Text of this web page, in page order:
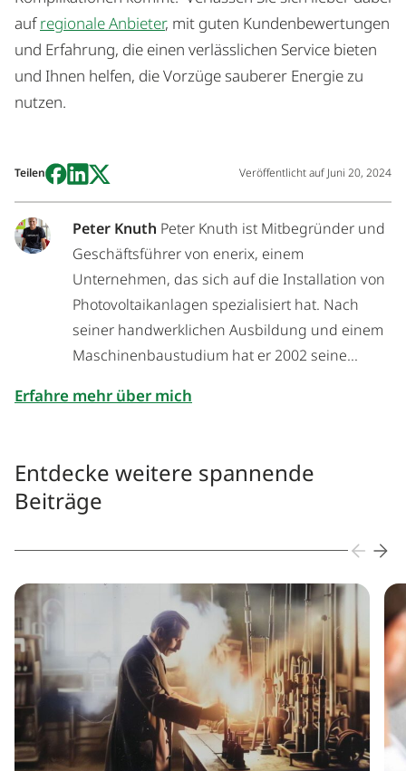
aufregionale Anbieter, mit guten Kundenbewertungen
und Erfahrung, die einen verlässlichen Service bieten
und Ihnen helfen, die Vorzüge sauberer Energie zu
nutzen.
Teilen Veröffentlicht aufJuni 20, 2024
Peter Knuth Peter Knuth ist Mitbegründer und
Geschäftsführer von enerix, einem
Unternehmen, das sich auf die Installation von
Photovoltaikanlagen spezialisiert hat. Nach
seiner handwerklichen Ausbildung und einem
Maschinenbaustudium hat er 2002 seine...
Erfahre mehr über mich
Entdecke weitere spannende
Beiträge